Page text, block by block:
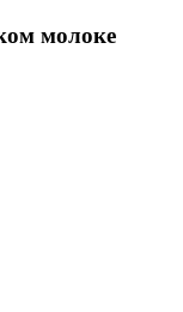
молоке